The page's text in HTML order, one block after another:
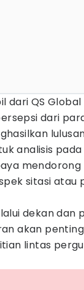
dari QS
dari
analisis pada
sitasi atau
dekan dan
akan
lintas